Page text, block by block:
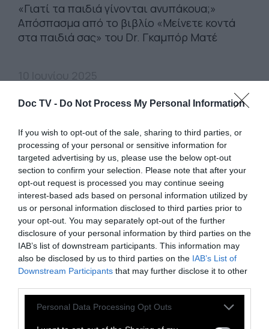
Doc TV - Do Not Process My Personal Information
If you wish to opt-out of the sale, sharing to third parties, or
processing of your personal or sensitive information for
targeted advertising by us, please use the below opt-out
section to confirm your selection. Please note that after your
opt-out request is processed you may continue seeing
interest-based ads based on personal information utilized by
us or personal information disclosed to third parties prior to
your opt-out. You may separately opt-out of the further
disclosure of your personal information by third parties on the
IAB’s list of downstream participants. This information may
also be disclosed by us to third parties on the IAB’s List of
Downstream Participants that may further disclose it to other
Personal Data Processing Opt Outs
«Γιατί τα παιδιά γίνονται ανυπάκουα;»
Απόσπασμα από το βιβλίο «Μείνετε κοντά
στα παιδιά σας» του Dr. Γκαμπόρ Ματέ
ΚΟΣΜΟΣ